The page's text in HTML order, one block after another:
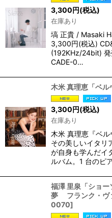
3,300円(税込)
在庫あり
塙 正貴 / Masaki
3,300円(税込)
(192KHz/24bit)
CADE-0…
木米 真理恵「ベル
3,300円(税込)
在庫あり
木米 真理恵『ベ
その美しいイタリ
が自身も学んだイ
ルバム。1 台のピ
福澤 里泉「ショ
夢 フランク・ヴ
0070]